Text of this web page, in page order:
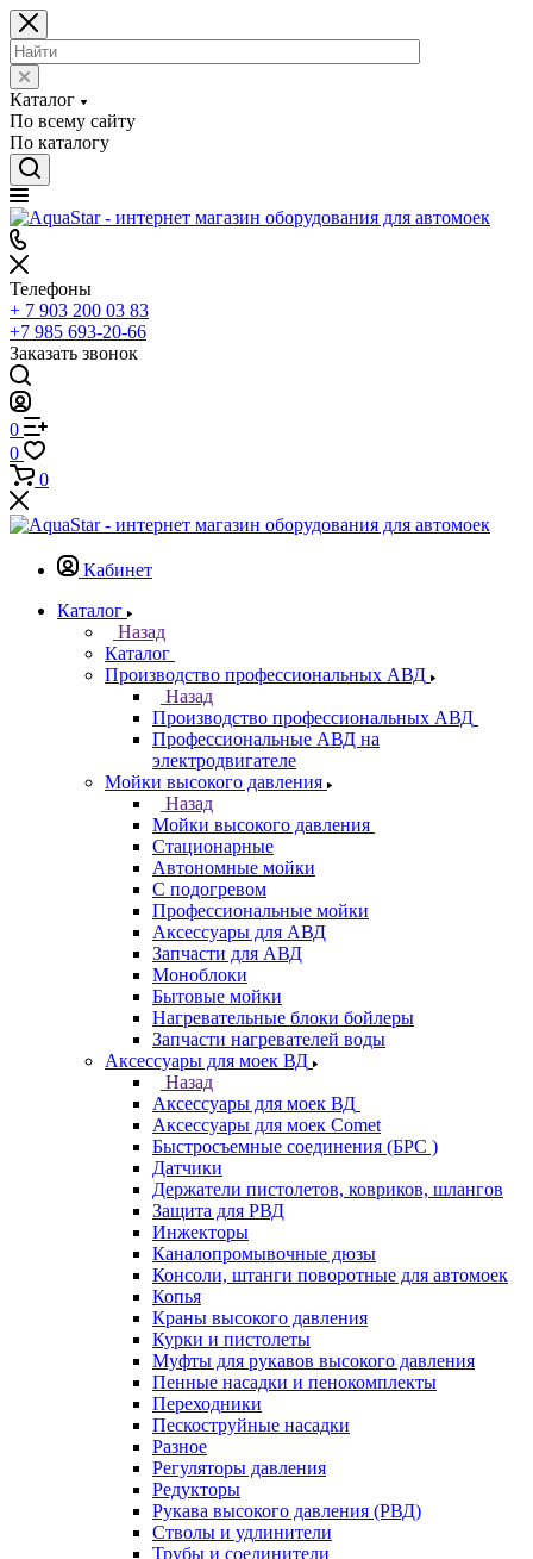
Каталог
По всему сайту
По каталогу
Телефоны
+ 7 903 200 03 83
+7 985 693-20-66
Заказать звонок
0
0
0
Кабинет
Каталог
Назад
Каталог
Производство профессиональных АВД
Назад
Производство профессиональных АВД
Профессиональные АВД на
электродвигателе
Мойки высокого давления
Назад
Мойки высокого давления
Стационарные
Автономные мойки
С подогревом
Профессиональные мойки
Аксессуары для АВД
Запчасти для АВД
Моноблоки
Бытовые мойки
Нагревательные блоки бойлеры
Запчасти нагревателей воды
Аксессуары для моек ВД
Назад
Аксессуары для моек ВД
Аксессуары для моек Comet
Быстросъемные соединения (БРС )
Датчики
Держатели пистолетов, ковриков, шлангов
Защита для РВД
Инжекторы
Каналопромывочные дюзы
Консоли, штанги поворотные для автомоек
Копья
Краны высокого давления
Курки и пистолеты
Муфты для рукавов высокого давления
Пенные насадки и пенокомплекты
Переходники
Пескоструйные насадки
Разное
Регуляторы давления
Редукторы
Рукава высокого давления (РВД)
Стволы и удлинители
Трубы и соединители